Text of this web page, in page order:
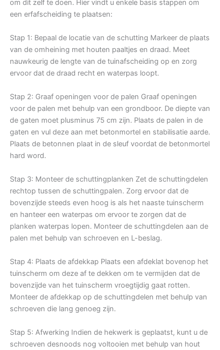
om dit zelf te doen. Hier vindt u enkele basis stappen om
een erfafscheiding te plaatsen:
Stap 1: Bepaal de locatie van de schutting Markeer de plaats
van de omheining met houten paaltjes en draad. Meet
nauwkeurig de lengte van de tuinafscheiding op en zorg
ervoor dat de draad recht en waterpas loopt.
Stap 2: Graaf openingen voor de palen Graaf openingen
voor de palen met behulp van een grondboor. De diepte van
de gaten moet plusminus 75 cm zijn. Plaats de palen in de
gaten en vul deze aan met betonmortel en stabilisatie aarde.
Plaats de betonnen plaat in de sleuf voordat de betonmortel
hard word.
Stap 3: Monteer de schuttingplanken Zet de schuttingdelen
rechtop tussen de schuttingpalen. Zorg ervoor dat de
bovenzijde steeds even hoog is als het naaste tuinscherm
en hanteer een waterpas om ervoor te zorgen dat de
planken waterpas lopen. Monteer de schuttingdelen aan de
palen met behulp van schroeven en L-beslag.
Stap 4: Plaats de afdekkap Plaats een afdeklat bovenop het
tuinscherm om deze af te dekken om te vermijden dat de
bovenzijde van het tuinscherm vroegtijdig gaat rotten.
Monteer de afdekkap op de schuttingdelen met behulp van
schroeven die lang genoeg zijn.
Stap 5: Afwerking Indien de hekwerk is geplaatst, kunt u de
schroeven desnoods nog voltooien met behulp van hout